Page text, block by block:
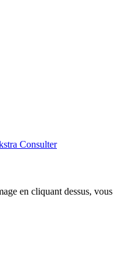
Consulter
en cliquant dessus, vous